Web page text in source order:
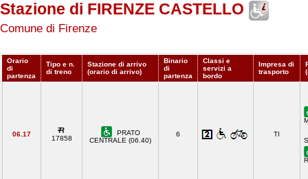
Stazione di FIRENZE CASTELLO
Comune di Firenze
Orario
di
partenza
Tipo e n.
di treno
Stazione di arrivo
(orario di arrivo)
Binario
di
partenza
Classi e
servizi a
bordo
Impresa di
trasporto
06.17
17858
PRATO
CENTRALE (06.40)
6 TI